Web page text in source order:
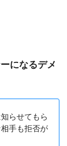
になるデメ
らせてもら
手も拒否が